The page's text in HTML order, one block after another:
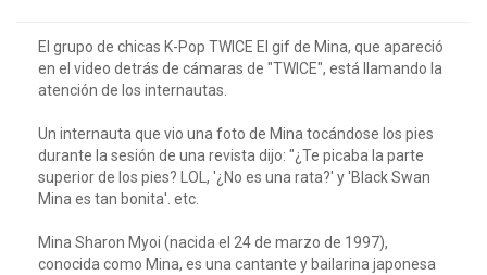
El grupo de chicas K-Pop TWICE El gif de Mina, que apareció
en el video detrás de cámaras de "TWICE", está llamando la
atención de los internautas.
Un internauta que vio una foto de Mina tocándose los pies
durante la sesión de una revista dijo: "¿Te picaba la parte
superior de los pies? LOL, '¿No es una rata?' y 'Black Swan
Mina es tan bonita'. etc.
Mina Sharon Myoi (nacida el 24 de marzo de 1997),
conocida como Mina, es una cantante y bailarina japonesa